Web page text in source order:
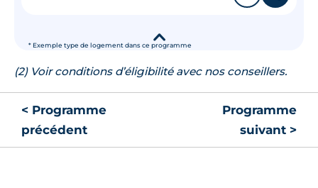
* Exemple type de logement dans ce programme
▾
(2) Voir conditions d’éligibilité avec nos conseillers.
< Programme
précédent
Programme
suivant >